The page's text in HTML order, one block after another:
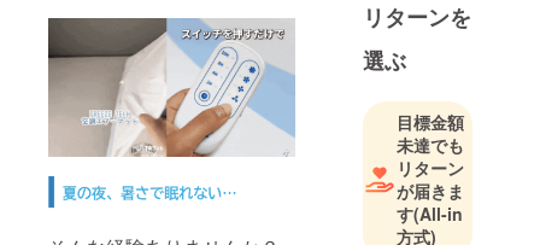
こんな商品
が欲しかっ
た！と、商
品と出会う
喜び、使用
する喜び、
それをまた
誰かと共有
リターンを
選ぶ
目標金額
未達でも
リターン
が届きま
す(All-in
方式)